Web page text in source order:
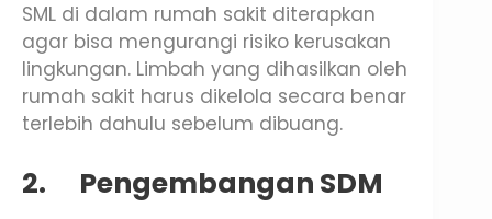
SML di dalam rumah sakit diterapkan
agar bisa mengurangi risiko kerusakan
lingkungan. Limbah yang dihasilkan oleh
rumah sakit harus dikelola secara benar
terlebih dahulu sebelum dibuang.
2. Pengembangan SDM